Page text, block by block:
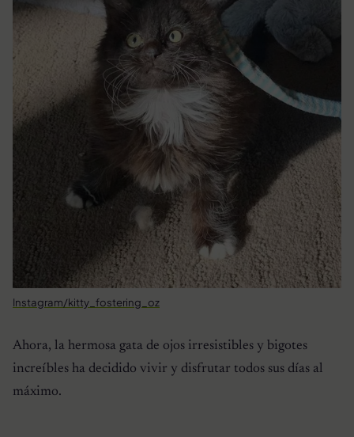
Instagram/kitty_fostering_oz
Ahora, la hermosa gata de ojos irresistibles y bigotes
increíbles ha decidido vivir y disfrutar todos sus días al
máximo.